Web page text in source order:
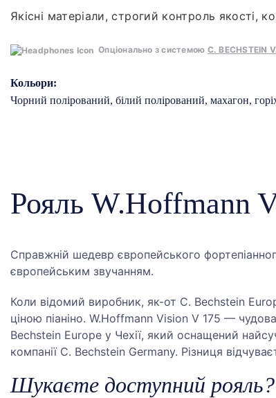
Якісні матеріали, строгий контроль
Опціонально з системою C. BECHSTEIN
Кольори:
Чорний полірований, білий полірований, махагон,
Рояль W.Hoffmann
Справжній шедевр європейського
європейським звучанням.
Коли відомий виробник, як-от C. Bechstein
ціною піаніно. W.Hoffmann Vision V 175 —
Bechstein Europe у Чехії, який оснащений
компанії C. Bechstein Germany. Різниця
Шукаєте доступний